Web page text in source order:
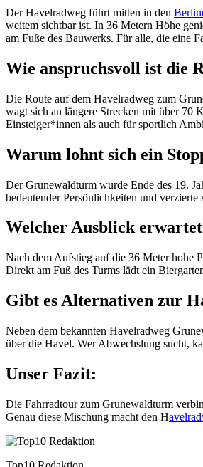
Der Havelradweg führt mitten in den
weitem sichtbar ist. In 36 Metern Höhe
am Fuße des Bauwerks. Für alle, die eine
Wie anspruchsvoll ist die
Die Route auf dem Havelradweg zum
wagt sich an längere Strecken mit über 70
Einsteiger*innen als auch für sportlich
Warum lohnt sich ein
Der Grunewaldturm wurde Ende des 19.
bedeutender Persönlichkeiten und
Welcher Ausblick erwartet
Nach dem Aufstieg auf die 36 Meter hohe
Direkt am Fuß des Turms lädt ein
Gibt es Alternativen zur
Neben dem bekannten Havelradweg
über die Havel. Wer Abwechslung sucht,
Unser Fazit:
Die Fahrradtour zum Grunewaldturm
Genau diese Mischung macht den H